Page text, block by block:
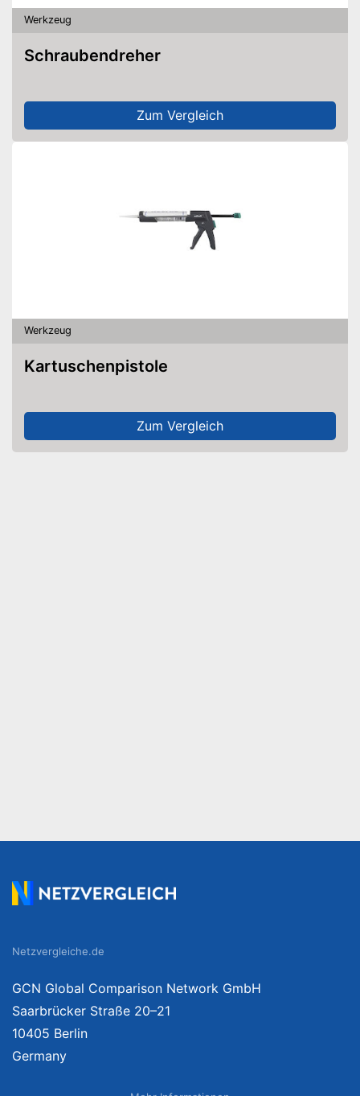
Werkzeug
Schraubendreher
Zum Vergleich
Werkzeug
Kartuschenpistole
Zum Vergleich
Netzvergleiche.de
GCN Global Comparison Network GmbH
Saarbrücker Straße 20–21
10405 Berlin
Germany